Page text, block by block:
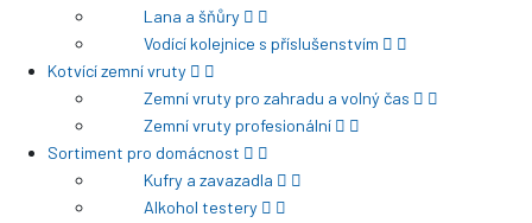
Lana a šňůry
Vodící kolejnice s příslušenstvím
Kotvící zemní vruty
Zemní vruty pro zahradu a volný čas
Zemní vruty profesionální
Sortiment pro domácnost
Kufry a zavazadla
Alkohol testery